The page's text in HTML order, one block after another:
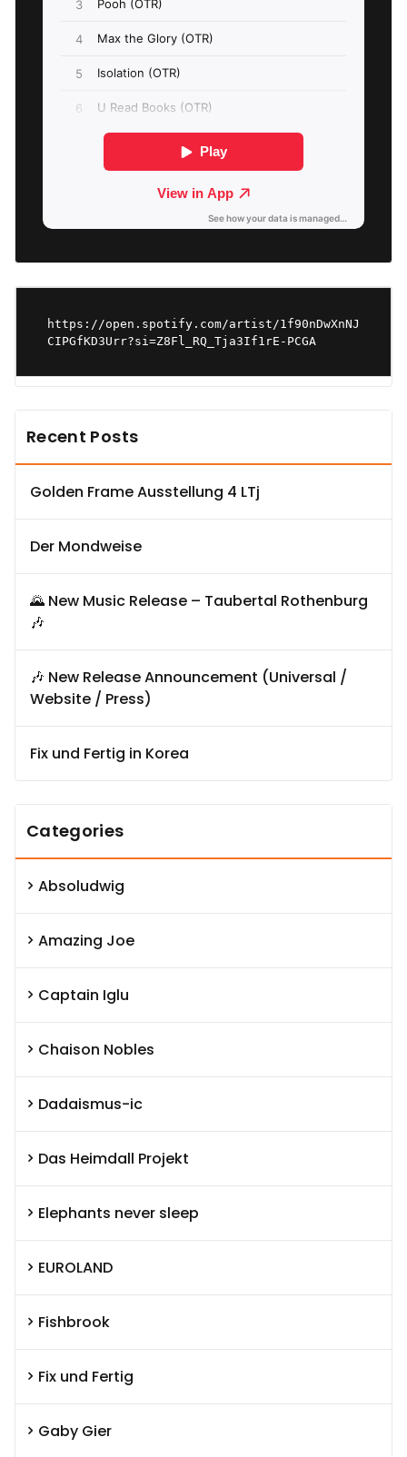
https://open.spotify.com/artist/1f90nDwXnNJ
CIPGfKD3Urr?si=Z8Fl_RQ_Tja3If1rE-PCGA
Recent Posts
Golden Frame Ausstellung 4 LTj
Der Mondweise
🌄 New Music Release – Taubertal Rothenburg
🎶
🎶 New Release Announcement (Universal /
Website / Press)
Fix und Fertig in Korea
Categories
Absoludwig
Amazing Joe
Captain Iglu
Chaison Nobles
Dadaismus-ic
Das Heimdall Projekt
Elephants never sleep
EUROLAND
Fishbrook
Fix und Fertig
Gaby Gier